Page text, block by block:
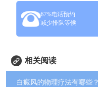
67%电话预约
减少排队等候
相关阅读
白癜风的物理疗法有哪些？